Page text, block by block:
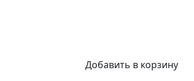
Добавить в корзину